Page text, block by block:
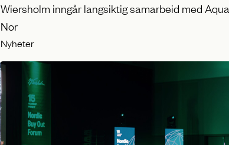
Wiersholm inngår langsiktig samarbeid med Aqua
Nor
Nyheter